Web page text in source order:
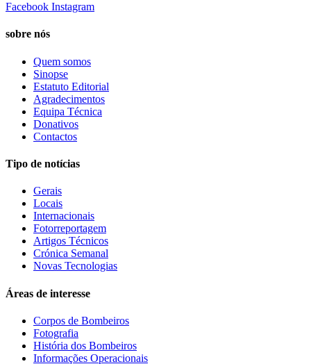
Facebook Instagram
sobre nós
Quem somos
Sinopse
Estatuto Editorial
Agradecimentos
Equipa Técnica
Donativos
Contactos
Tipo de notícias
Gerais
Locais
Internacionais
Fotorreportagem
Artigos Técnicos
Crónica Semanal
Novas Tecnologias
Áreas de interesse
Corpos de Bombeiros
Fotografia
História dos Bombeiros
Informações Operacionais